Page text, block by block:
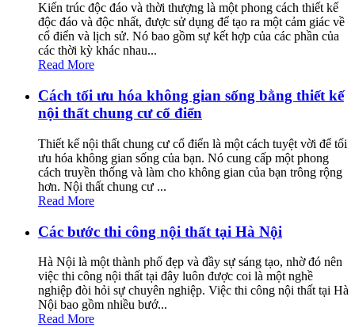
Kiến trúc độc đáo và thời thượng là một phong cách thiết kế
độc đáo và độc nhất, được sử dụng để tạo ra một cảm giác về
cổ điển và lịch sử. Nó bao gồm sự kết hợp của các phần của
các thời kỳ khác nhau...
Read More
Cách tối ưu hóa không gian sống bằng thiết kế
nội thất chung cư cổ điển
Thiết kế nội thất chung cư cổ điển là một cách tuyệt vời để tối
ưu hóa không gian sống của bạn. Nó cung cấp một phong
cách truyền thống và làm cho không gian của bạn trông rộng
hơn. Nội thất chung cư ...
Read More
Các bước thi công nội thất tại Hà Nội
Hà Nội là một thành phố đẹp và đầy sự sáng tạo, nhờ đó nên
việc thi công nội thất tại đây luôn được coi là một nghề
nghiệp đòi hỏi sự chuyên nghiệp. Việc thi công nội thất tại Hà
Nội bao gồm nhiều bướ...
Read More